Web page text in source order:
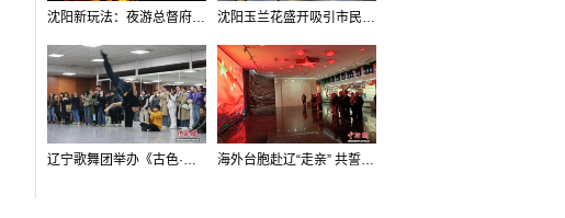
沈阳新玩法：夜游总督府，当一回“赴宴者” 沈阳玉兰花盛开吸引市民打卡
辽宁歌舞团举办《古色·国宝辽宁》排练开放日活动 海外台胞赴辽“走亲” 共誓“和平初心”